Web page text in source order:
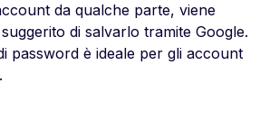
da qualche parte, viene
di salvarlo tramite Google.
password è ideale per gli account